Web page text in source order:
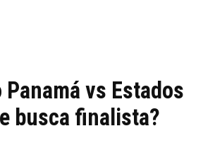
vs Estados
busca finalista?